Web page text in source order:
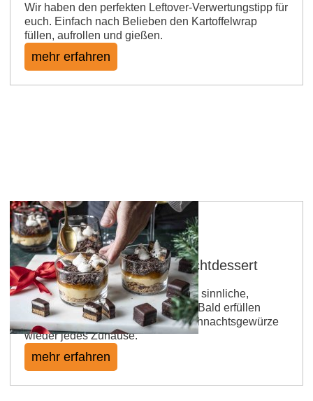
Wir haben den perfekten Leftover-Verwertungstipp für
euch. Einfach nach Belieben den Kartoffelwrap
füllen, aufrollen und gießen.
mehr erfahren
Dominostein im Glas - Schichtdessert
Es beginnt im Moment nicht nur die sinnliche,
sondern auch die süße Jahreszeit: Bald erfüllen
Lebkuchen, Plätzchenduft und Weihnachtsgewürze
wieder jedes Zuhause.
mehr erfahren